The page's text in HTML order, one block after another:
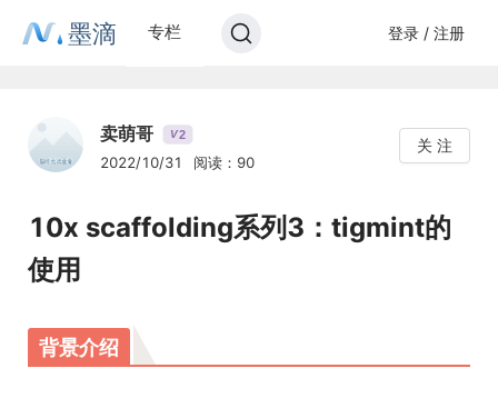
墨滴 专栏 登录 / 注册
卖萌哥 V2
2022/10/31 阅读：90
关 注
10x scaffolding系列3：tigmint的
使用
背景介绍